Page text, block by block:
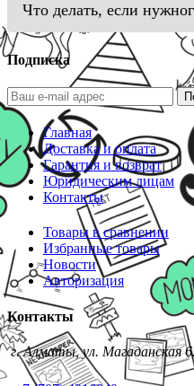
Что делать, если
Подписка
Главная
Доставка и оплата
Гарантия и возврат
Юридическим лицам
Контакты
Товары в сравнении
Избранные товары
Новости
Авторизация
Контакты
г. Алматы, ул. Магаданская